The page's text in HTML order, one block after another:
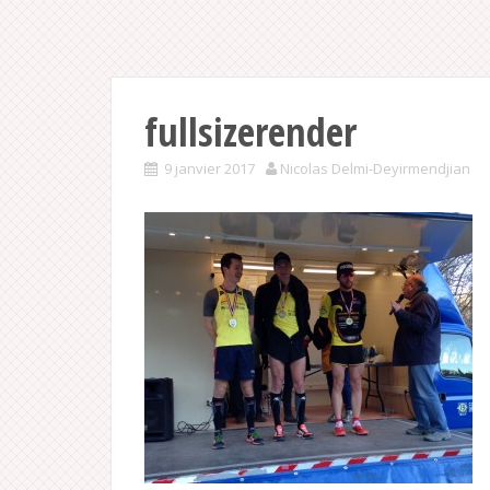
fullsizerender
9 janvier 2017 Nicolas Delmi-Deyirmendjian